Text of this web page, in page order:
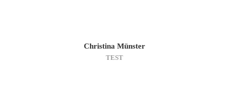
Christina Münster
TEST